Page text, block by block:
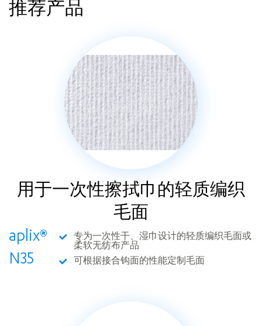
推荐产品
用于一次性擦拭巾的轻质编织
毛面
aplix®
N35
专为一次性干、湿巾设计的轻质编织毛面或
柔软无纺布产品
可根据接合钩面的性能定制毛面